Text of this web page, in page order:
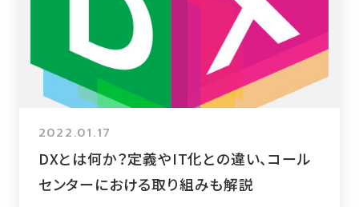
2022.01.17
DXとは何か？定義やIT化との違い、コール
センターにおける取り組みも解説